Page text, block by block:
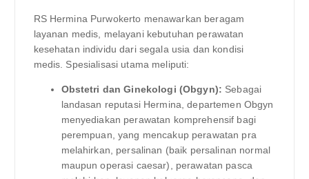
RS Hermina Purwokerto menawarkan beragam
layanan medis, melayani kebutuhan perawatan
kesehatan individu dari segala usia dan kondisi
medis. Spesialisasi utama meliputi:
Obstetri dan Ginekologi (Obgyn): Sebagai
landasan reputasi Hermina, departemen Obgyn
menyediakan perawatan komprehensif bagi
perempuan, yang mencakup perawatan pra
melahirkan, persalinan (baik persalinan normal
maupun operasi caesar), perawatan pasca